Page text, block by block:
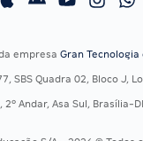
empresa Gran Tecnologia
SBS Quadra 02, Bloco J,
2º Andar, Asa Sul, Brasília-